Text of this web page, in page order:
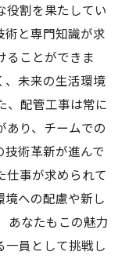
役割を果たしてい
術と専門知識が求
ることができま
、未来の生活環境
、配管工事は常に
あり、チームでの
技術革新が進んで
仕事が求められて
境への配慮や新し
あなたもこの魅力
一員として挑戦し